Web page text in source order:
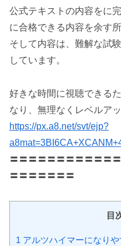
公式テキストの内容をに
に合格できる内容を余す
そして内容は、難解な試
しています。
好きな時間に視聴できる
なり、無理なくレベルア
https://px.a8.net/svt/ejp?
〓〓〓〓〓〓〓〓〓〓〓
〓〓〓〓〓〓〓
目
1 アルツハイマーになり